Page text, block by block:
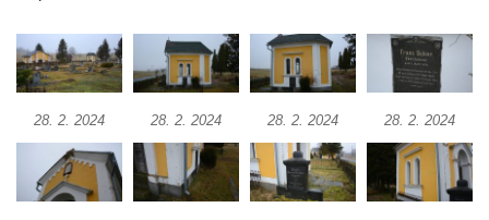
Křížovém vrchu ve Frýdlantu
Poustevna na Křížové cestě na Křížovém
vrchu ve Frýdlantu
Kostel svatého Jakuba Většího v Sokolově
Kostel Nanebevzetí Panny Marie ve
28. 2. 2024 28. 2. 2024 28. 2. 2024 28. 2. 2024